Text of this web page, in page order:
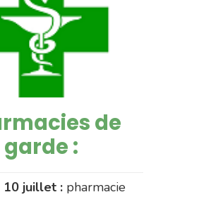
de
garde :
10 juillet : pharmacie